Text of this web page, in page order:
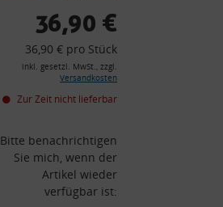
36,90 €
36,90 € pro Stück
inkl. gesetzl. MwSt., zzgl.
Versandkosten
Zur Zeit nicht lieferbar
Bitte benachrichtigen
Sie mich, wenn der
Artikel wieder
verfügbar ist: